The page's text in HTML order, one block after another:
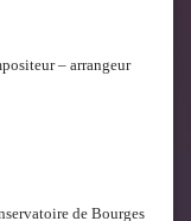
– arrangeur
de Bourges